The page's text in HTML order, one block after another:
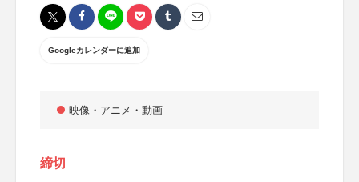
Googleカレンダーに追加
映像・アニメ・動画
締切